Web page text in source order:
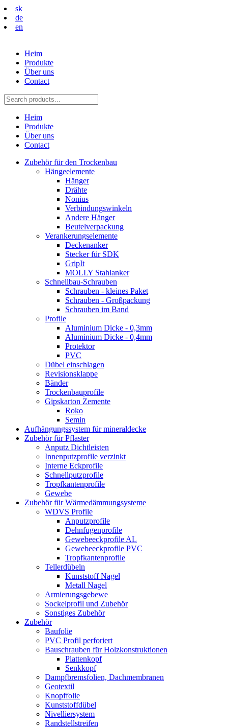
sk
de
en
Heim
Produkte
Über uns
Contact
Heim
Produkte
Über uns
Contact
Zubehör für den Trockenbau
Hängeelemente
Hänger
Drähte
Nonius
Verbindungswinkeln
Andere Hänger
Beutelverpackung
Verankerungselemente
Deckenanker
Stecker für SDK
GripIt
MOLLY Stahlanker
Schnellbau-Schrauben
Schrauben - kleines Paket
Schrauben - Großpackung
Schrauben im Band
Profile
Aluminium Dicke - 0,3mm
Aluminium Dicke - 0,4mm
Protektor
PVC
Dübel einschlagen
Revisionsklappe
Bänder
Trockenbauprofile
Gipskarton Zemente
Roko
Semin
Aufhängungssystem für mineraldecke
Zubehör für Pflaster
Anputz Dichtleisten
Innenputzprofile verzinkt
Interne Eckprofile
Schnellputzprofile
Tropfkantenprofile
Gewebe
Zubehör für Wärmedämmungsysteme
WDVS Profile
Anputzprofile
Dehnfugenprofile
Gewebeeckprofile AL
Gewebeeckprofile PVC
Tropfkantenprofile
Tellerdübeln
Kunststoff Nagel
Metall Nagel
Armierungsgebewe
Sockelprofil und Zubehör
Sonstiges Zubehör
Zubehör
Baufolie
PVC Profil perforiert
Bauschrauben für Holzkonstruktionen
Plattenkopf
Senkkopf
Dampfbremsfolien, Dachmembranen
Geotextil
Knopffolie
Kunststoffdübel
Nivelliersystem
Randstellstreifen